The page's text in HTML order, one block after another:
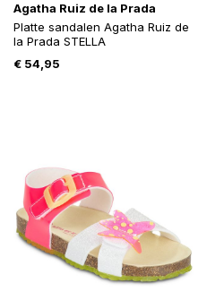
Agatha Ruiz de la Prada
Platte sandalen Agatha Ruiz de
la Prada STELLA
€ 54,95